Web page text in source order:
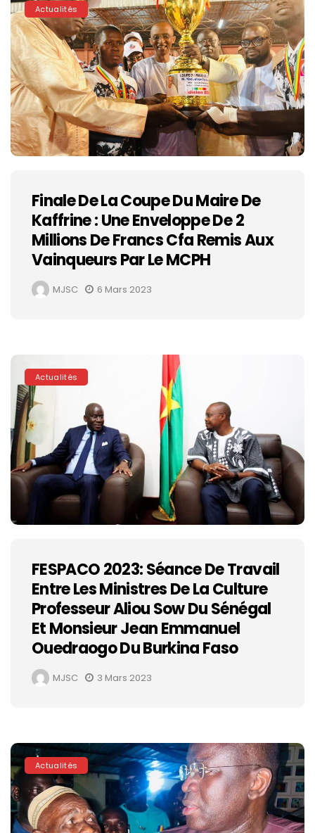
Actualités
Finale De La Coupe Du Maire De
Kaffrine : Une Enveloppe De 2
Millions De Francs Cfa Remis Aux
Vainqueurs Par Le MCPH
MJSC 6 Mars 2023
Actualités
FESPACO 2023: Séance De Travail
Entre Les Ministres De La Culture
Professeur Aliou Sow Du Sénégal
Et Monsieur Jean Emmanuel
Ouedraogo Du Burkina Faso
MJSC 3 Mars 2023
Actualités